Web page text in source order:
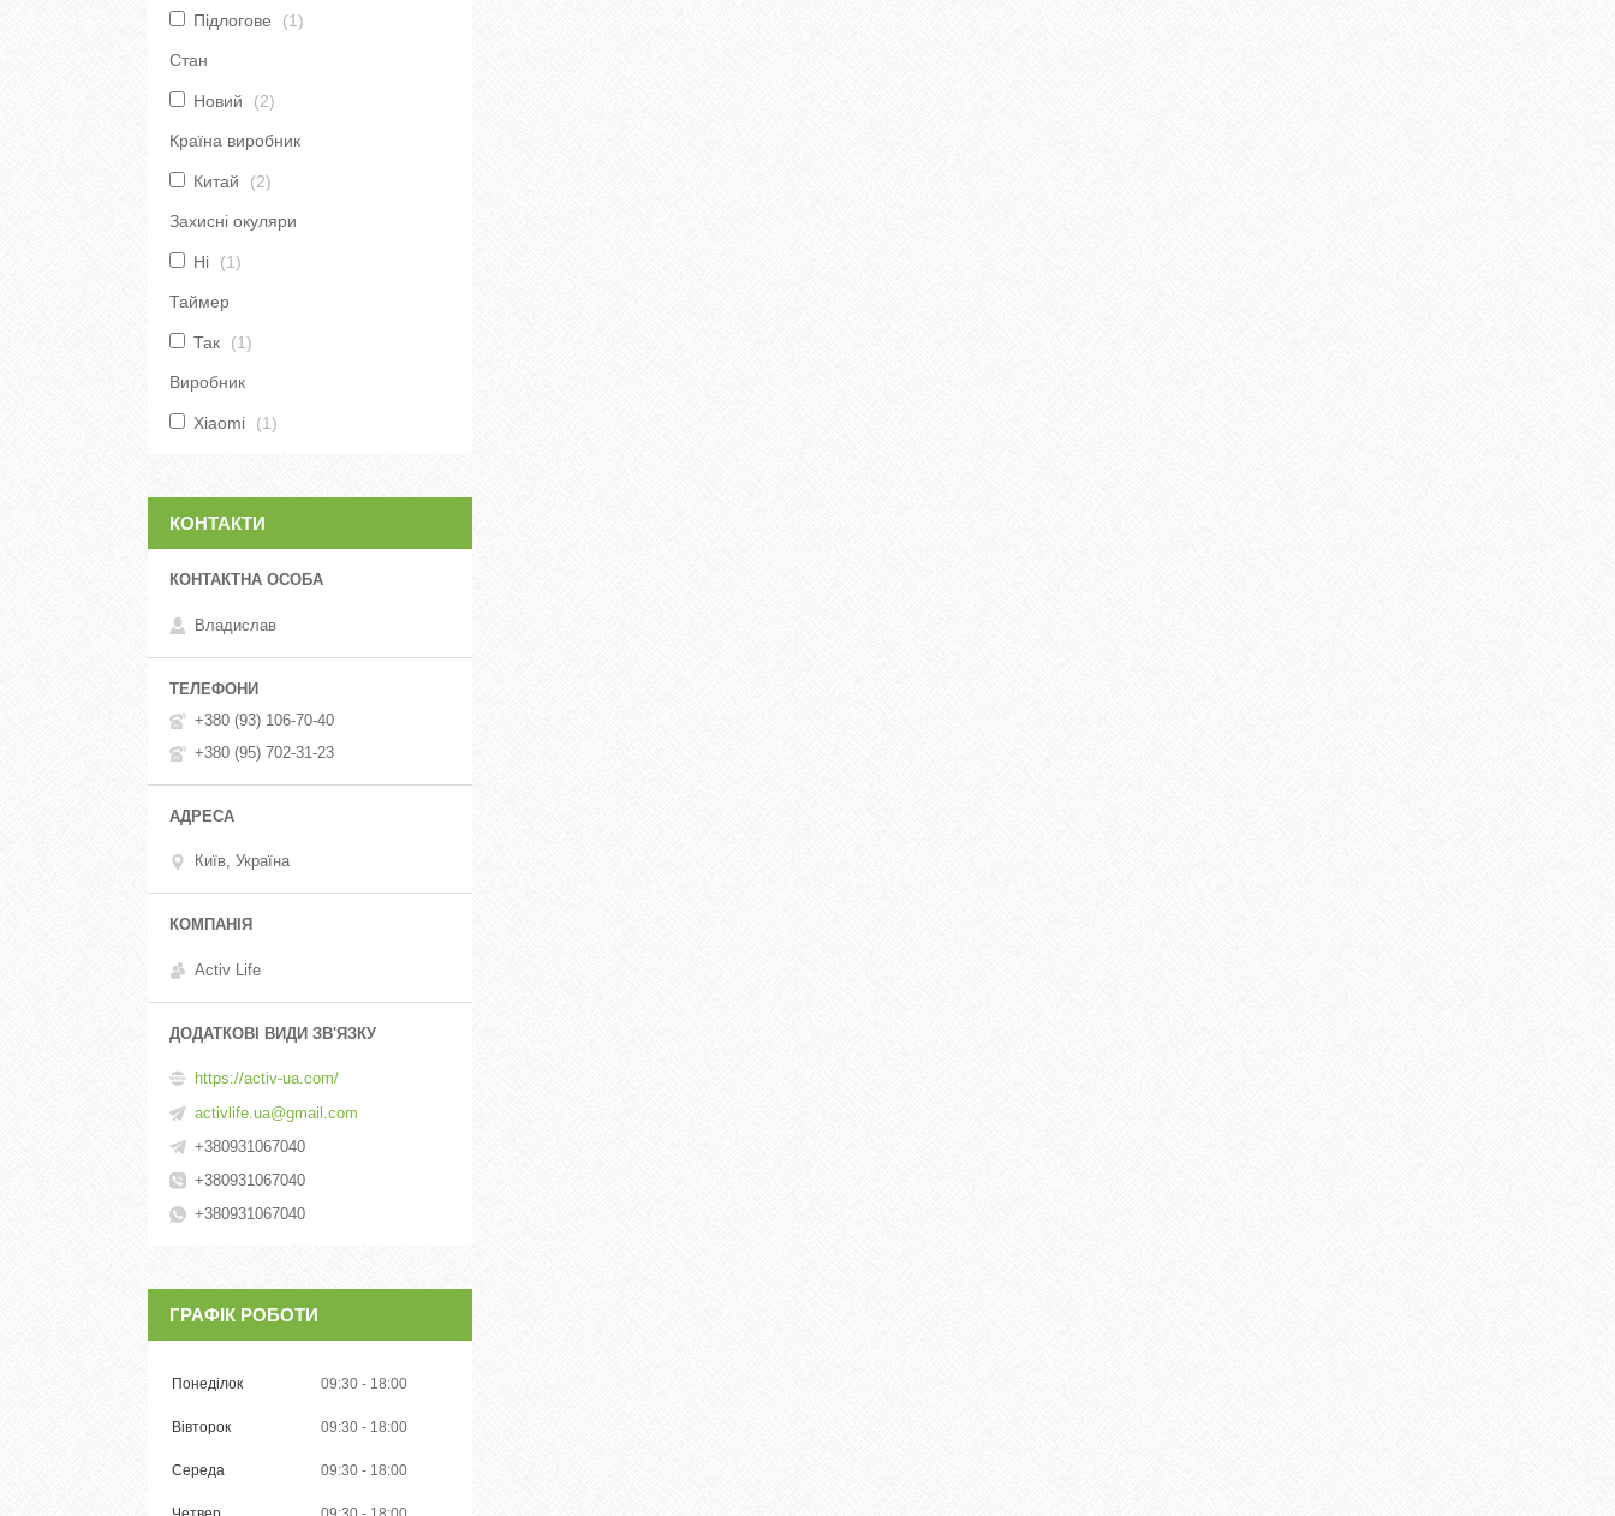
Підлогове 1
Стан
Новий 2
Країна виробник
Китай 2
Захисні окуляри
Ні 1
Таймер
Так 1
Виробник
Xiaomi 1
КОНТАКТИ
Владислав
+380 (93) 106-70-40
+380 (95) 702-31-23
Київ, Україна
Activ Life
https://activ-ua.com/
activlife.ua@gmail.com
+380931067040
+380931067040
+380931067040
ГРАФІК РОБОТИ
Понеділок 09:30 18:00
Вівторок 09:30 18:00
Середа 09:30 18:00